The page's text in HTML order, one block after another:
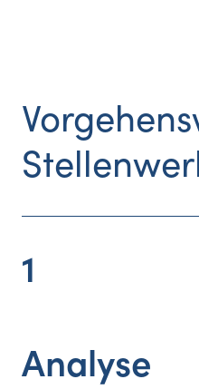
1
Analyse